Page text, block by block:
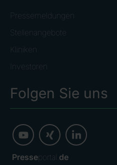
Pressemeldungen
Stellenangebote
Kliniken
Investoren
Folgen Sie uns
Presseportal. de